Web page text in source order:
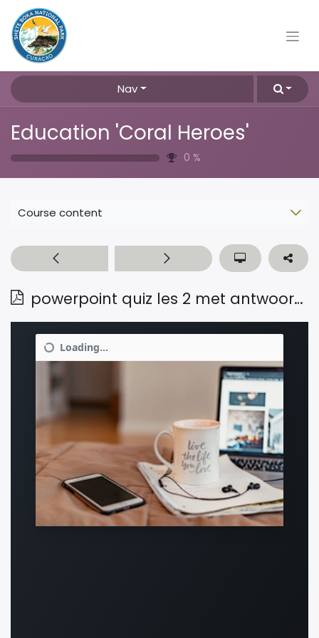
Nav
Education 'Coral Heroes'
0 %
Course content
powerpoint quiz les 2 met antwoorden Ned